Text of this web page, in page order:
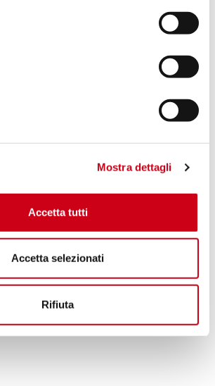
Mostra dettagli
Accetta tutti
Accetta selezionati
Rifiuta